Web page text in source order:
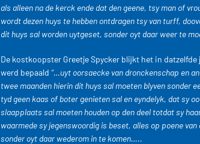
als alleen na de kerck ende dat den geene, tsy man of
wordt dezen huys te hebben ontdragen tsy van turff,
dit huys sal worden uytgeset, sonder oyt daar weer te
De kostkoopster Greetje Spycker blijkt het in
werd bepaald “…uyt oorsaecke van dronckenschap en
twee maanden hierin dit huys sal moeten blyven sonder
tyd geen kaas of boter genieten sal en eyndelyk, dat sy
slaapplaats sal moeten houden op den deel totdat sy
waarmede sy jegenswoordig is beset, alles op poene
sonder oyt daar wederom in te komen…..